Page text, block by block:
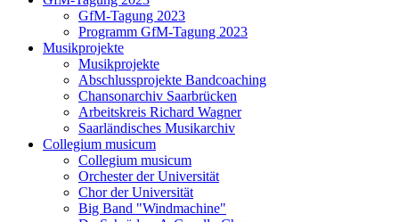
GfM-Tagung 2023
Programm GfM-Tagung 2023
Musikprojekte
Musikprojekte
Abschlussprojekte Bandcoaching
Chansonarchiv Saarbrücken
Arbeitskreis Richard Wagner
Saarländisches Musikarchiv
Collegium musicum
Collegium musicum
Orchester der Universität
Chor der Universität
Big Band "Windmachine"